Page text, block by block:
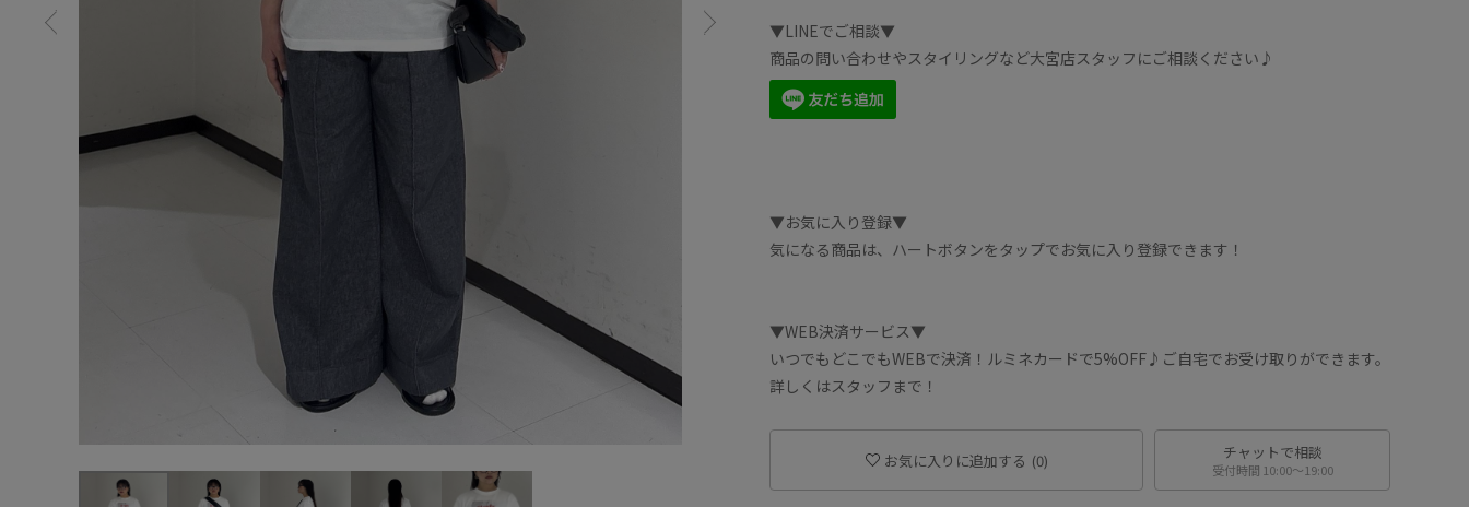
▼LINEでご相談▼
商品の問い合わせやスタイリングなど大宮店スタッフにご相談ください♪
▼お気に入り登録▼
気になる商品は、ハートボタンをタップでお気に入り登録できます！
▼WEB決済サービス▼
いつでもどこでもWEBで決済！ルミネカードで5%OFF♪ご自宅でお受け取りができます。
詳しくはスタッフまで！
お気に入りに追加する (0) チャットで相談
受付時間 10:00〜19:00